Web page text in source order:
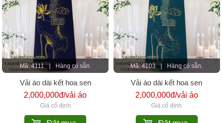
Mã: 4111 | Hàng có sẵn.
Vải áo dài kết hoa sen
2,000,000đ/vải áo
Giá cố định
Mã: 4103 | Hàng có sẵn.
Vải áo dài kết hoa sen
2,000,000đ/vải áo
Giá cố định